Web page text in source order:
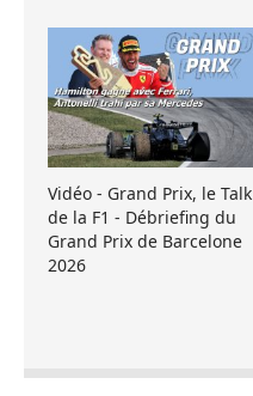
Vidéo - Grand Prix, le Talk
de la F1 - Débriefing du
Grand Prix de Barcelone
2026